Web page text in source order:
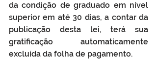
da condição de graduado em nível
superior em até 30 dias, a contar da
publicação desta lei, terá sua
gratificação automaticamente
excluída da folha de pagamento.